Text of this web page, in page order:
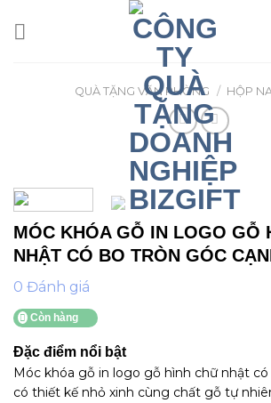
QUÀ TẶNG VĂN PHÒNG / HỘP
MÓC KHÓA GỖ IN LOGO GỖ
NHẬT CÓ BO TRÒN GÓC
0 Đánh giá
Còn hàng
Đặc điểm nổi bật
Móc khóa gỗ in logo gỗ hình chữ nhật
có thiết kế nhỏ xinh cùng chất gỗ tự